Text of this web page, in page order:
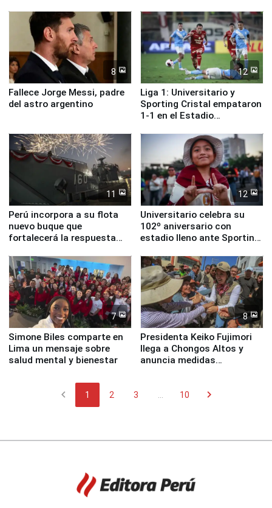
8
Fallece Jorge Messi, padre
del astro argentino
12
Liga 1: Universitario y
Sporting Cristal empataron
1-1 en el Estadio
11
Perú incorpora a su flota
nuevo buque que
fortalecerá la respuesta
12
Universitario celebra su
102º aniversario con
estadio lleno ante Sporting
7
Simone Biles comparte en
Lima un mensaje sobre
salud mental y bienestar
8
Presidenta Keiko Fujimori
llega a Chongos Altos y
anuncia medidas
chevron_left 1 2 3 10 chevron_right